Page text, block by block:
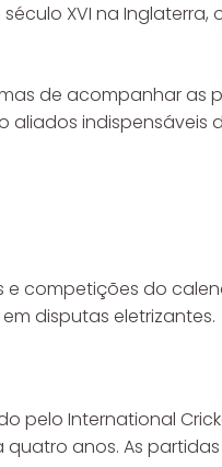
XVI na Inglaterra,
de acompanhar as
indispensáveis
e competições do
disputas eletrizantes.
pelo International
anos. As